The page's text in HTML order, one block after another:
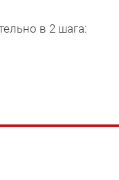
в 2 шага: